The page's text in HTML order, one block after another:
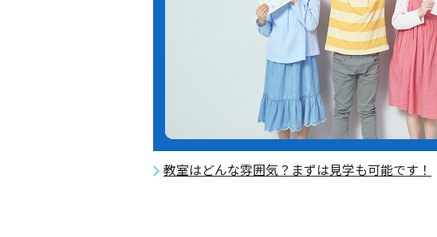
教室はどんな雰囲気？まずは見学も可能です！